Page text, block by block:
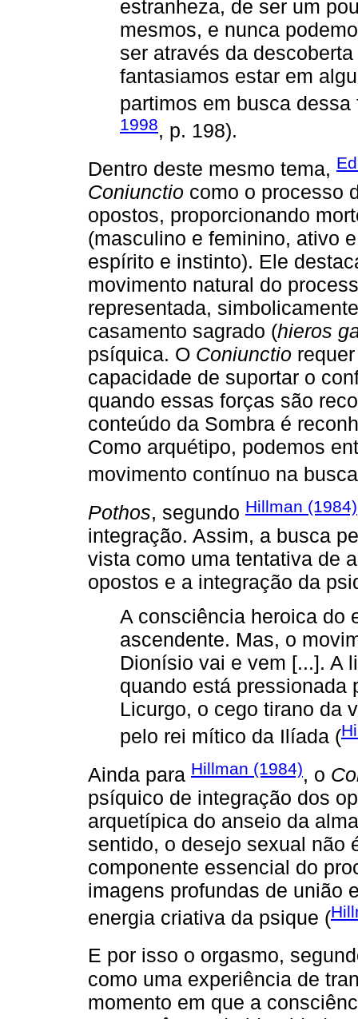
estranheza, de ser um
mesmos, e nunca
ser através da
fantasiamos estar em
partimos em busca
1998, p. 198).
Dentro deste mesmo tema,
Coniunctio como o processo
opostos, proporcionando
(masculino e feminino, ativo
espírito e instinto). Ele
movimento natural do
representada,
casamento sagrado (hieros
psíquica. O Coniunctio
capacidade de suportar o
quando essas forças são
conteúdo da Sombra é
Como arquétipo, podemos
movimento contínuo na
Pothos, segundo Hillman (1984)
integração. Assim, a busca
vista como uma tentativa de
opostos e a integração da
A consciência heroica do
ascendente. Mas, o
Dionísio vai e vem [...]. A
quando está
Licurgo, o cego tirano da
pelo rei mítico da Ilíada (
Ainda para Hillman (1984), o
psíquico de integração dos
arquetípica do anseio da
sentido, o desejo sexual não
componente essencial do
imagens profundas de união
energia criativa da psique (
E por isso o orgasmo,
como uma experiência de
momento em que a